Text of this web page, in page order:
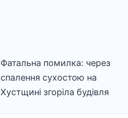
Фатальна помилка: через
спалення сухостою на
Хустщині згоріла будівля